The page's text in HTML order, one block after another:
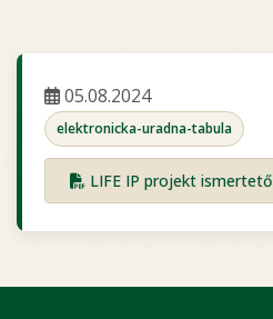
05.08.2024
elektronicka-uradna-tabula
LIFE IP projekt ismertető